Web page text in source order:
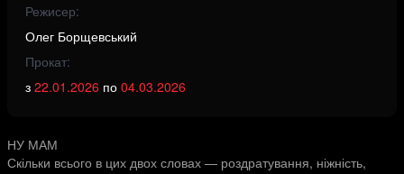
Режисер:
Олег Борщевський
Прокат:
з 22.01.2026 по 04.03.2026
НУ МАМ
Скільки всього в цих двох словах — роздратування, ніжність,